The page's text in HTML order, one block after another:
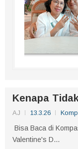
Kenapa
AJ 13.3.26
Bisa Baca di
Valentine's D...